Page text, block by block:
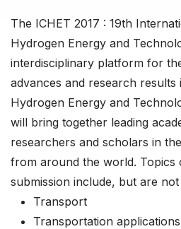
The ICHET 2017 : 19th
Hydrogen Energy and
interdisciplinary platform for
advances and research results
Hydrogen Energy and
will bring together leading
researchers and scholars in
from around the world. Topics
submission include, but are not
Transport
Transportation applications